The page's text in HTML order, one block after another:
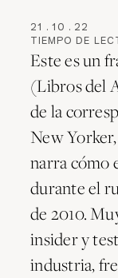
21 . 10 . 22
TIEMPO DE
Este es un
(Libros del
de la
New
narra cómo
durante el
de 2010.
insider y
industria,